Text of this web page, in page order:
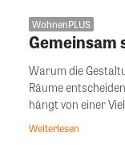
WohnenPLUS
Gemeinsam
Warum die
Räume
hängt von einer
Weiterlesen